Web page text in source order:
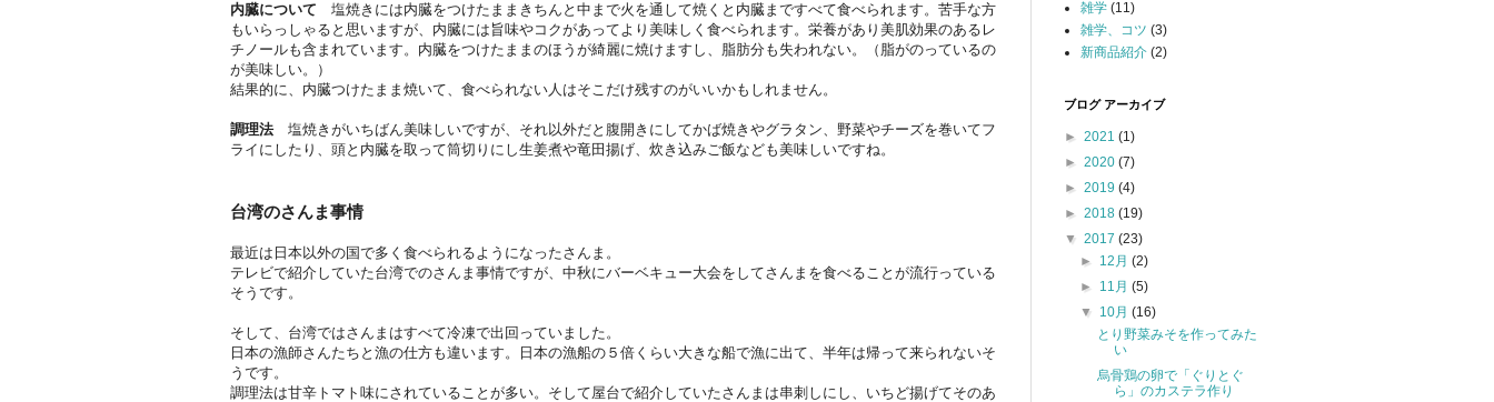
内臓について 塩焼きには内臓をつけたままきちんと中まで火を通して焼くと内臓まですべて食べられます。苦手な方
もいらっしゃると思いますが、内臓には旨味やコクがあってより美味しく食べられます。栄養があり美肌効果のあるレ
チノールも含まれています。内臓をつけたままのほうが綺麗に焼けますし、脂肪分も失われない。（脂がのっているの
が美味しい。）
結果的に、内臓つけたまま焼いて、食べられない人はそこだけ残すのがいいかもしれません。
調理法塩焼きがいちばん美味しいですが、それ以外だと腹開きにしてかば焼きやグラタン、野菜やチーズを巻いてフ
ライにしたり、頭と内臓を取って筒切りにし生姜煮や竜田揚げ、炊き込みご飯なども美味しいですね。
台湾のさんま事情
最近は日本以外の国で多く食べられるようになったさんま。
テレビで紹介していた台湾でのさんま事情ですが、中秋にバーベキュー大会をしてさんまを食べることが流行っている
そうです。
そして、台湾ではさんまはすべて冷凍で出回っていました。
日本の漁師さんたちと漁の仕方も違います。日本の漁船の５倍くらい大きな船で漁に出て、半年は帰って来られないそ
うです。
調理法は甘辛トマト味にされていることが多い。そして屋台で紹介していたさんまは串刺しにし、いちど揚げてそのあ
雑学 (11)
雑学、コツ (3)
新商品紹介 (2)
ブログ アーカイブ
► 2021 (1)
► 2020 (7)
► 2019 (4)
► 2018 (19)
▼ 2017 (23)
► 12月(2)
► 11月(5)
▼ 10月(16)
とり野菜みそを作ってみた
い
烏骨鶏の卵で「ぐりとぐ
ら」のカステラ作り